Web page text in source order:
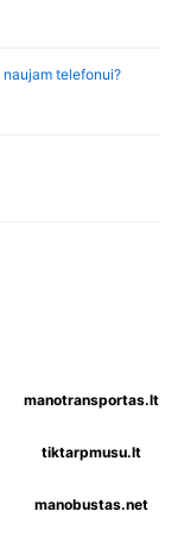
telefonui?
manotransportas.lt
tiktarpmusu.lt
manobustas.net